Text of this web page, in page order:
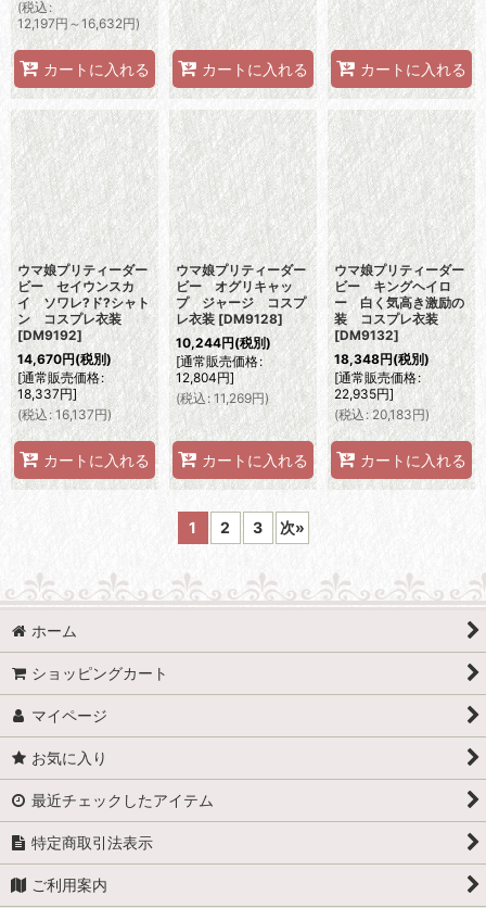
(税込:
12,197円 ～16,632円)
カートに入れる カートに入れる カートに入れる
ウマ娘プリティーダー
ビー セイウンスカ
イ ソワレ?ド?シャト
ン コスプレ衣装
[DM9192]
14,670円(税別)
[通常販売価格:
18,337円]
(税込 : 16,137円)
カートに入れる
ウマ娘プリティーダー
ビー オグリキャッ
プ ジャージ コスプ
レ衣装 [DM9128]
10,244円(税別)
[通常販売価格:
12,804円]
(税込: 11,269円)
カートに入れる
ウマ娘プリティーダー
ビー キングヘイロ
ー 白く気高き激励の
装 コスプレ衣装
[DM9132]
18,348円(税別)
[通常販売価格:
22,935円]
(税込 : 20,183円)
カートに入れる
1 2 3 次»
ホーム
ショッピングカート
マイページ
お気に入り
最近チェックしたアイテム
特定商取引法表示
ご利用案内